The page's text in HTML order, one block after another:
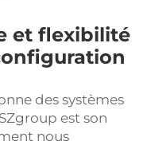
et flexibilité
des systèmes
est son
nous